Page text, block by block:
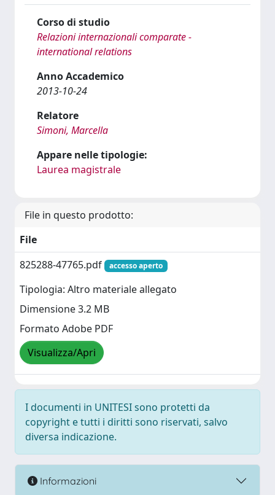
Corso di studio
Relazioni internazionali comparate -
international relations
Anno Accademico
2013-10-24
Relatore
Simoni, Marcella
Appare nelle tipologie:
Laurea magistrale
File in questo prodotto:
File
825288-47765.pdf
accesso aperto
Tipologia: Altro materiale allegato
Dimensione 3.2 MB
Formato Adobe PDF
Visualizza/Apri
I documenti in UNITESI sono protetti da
copyright e tutti i diritti sono riservati, salvo
diversa indicazione.
Informazioni